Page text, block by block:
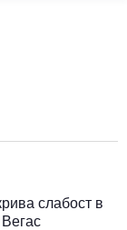
слабост в